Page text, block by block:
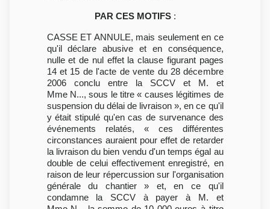
PAR CES MOTIFS:
CASSE ET ANNULE, mais seulement en ce
qu'il déclare abusive et en conséquence,
nulle et de nul effet la clause figurant pages
14 et 15 de l'acte de vente du 28 décembre
2006 conclu entre la SCCV et M. et
Mme N..., sous le titre « causes légitimes de
suspension du délai de livraison », en ce qu'il
y était stipulé qu'en cas de survenance des
événements relatés, « ces différentes
circonstances auraient pour effet de retarder
la livraison du bien vendu d'un temps égal au
double de celui effectivement enregistré, en
raison de leur répercussion sur l'organisation
générale du chantier » et, en ce qu'il
condamne la SCCV à payer à M. et